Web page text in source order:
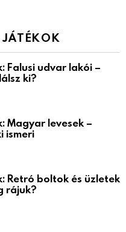
Falusi udvar lakói –
ki?
Magyar levesek –
ismeri
Retró boltok és üzletek
rájuk?